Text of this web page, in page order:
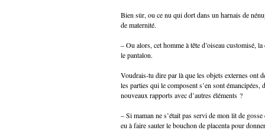
Bien sûr, ou ce nu qui dort dans un harnais de
de maternité.
– Ou alors, cet homme à tête d’oiseau customisé,
le pantalon.
Voudrais-tu dire par là que les objets externes ont
les parties qui le composent s’en sont émancipées,
nouveaux rapports avec d’autres éléments ?
– Si maman ne s’était pas servi de mon lit de
eu à faire sauter le bouchon de placenta pour